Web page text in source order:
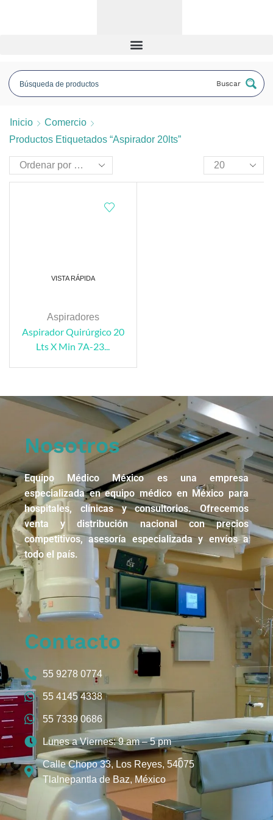
Buscar
Inicio
Comercio
Productos Etiquetados “aspirador 20lts”
VISTA RÁPIDA
Aspiradores
Aspirador Quirúrgico 20
Lts X Min 7A-23...
Nosotros
Equipo Médico México es una empresa
especializada en equipo médico en México para
hospitales, clínicas y consultorios. Ofrecemos
venta y distribución nacional con precios
competitivos, asesoría especializada y envíos a
todo el país.
Contacto
55 9278 0774
55 4145 4338
55 7339 0686
Lunes a Viernes: 9 am – 5 pm
Calle Chopo 33, Los Reyes, 54075
Tlalnepantla de Baz, México